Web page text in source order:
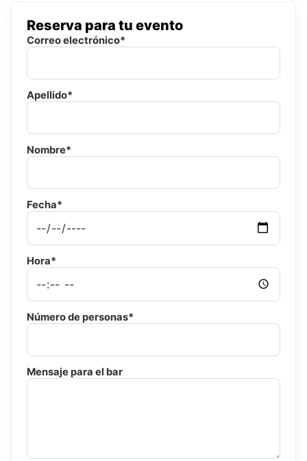
Reserva para tu evento
Correo electrónico*
Apellido*
Nombre*
Fecha*
Hora*
Número de personas*
Mensaje para el bar